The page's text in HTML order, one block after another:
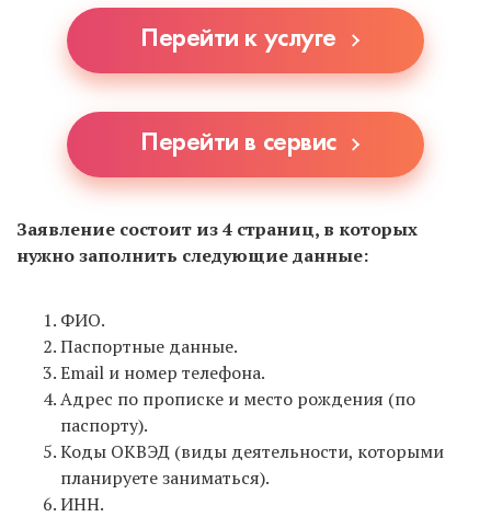
уточнять у ближайших МФЦ, принимают ли они
документы на регистрацию ИП, т.к. не все это
делают.
Перейти к услуге
Перейти в сервис
Заявление состоит из 4 страниц, в которых
нужно заполнить следующие данные:
ФИО.
Паспортные данные.
Email и номер телефона.
Адрес по прописке и место рождения (по
паспорту).
Коды ОКВЭД (виды деятельности, которыми
планируете заниматься).
ИНН.